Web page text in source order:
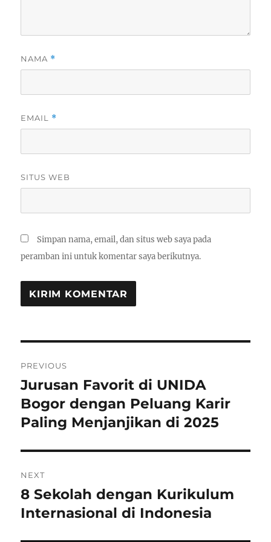
NAMA *
EMAIL *
SITUS WEB
Simpan nama, email, dan situs web saya pada
peramban ini untuk komentar saya berikutnya.
pos
PREVIOUS
Previous
post:
Jurusan Favorit di UNIDA
Bogor dengan Peluang Karir
Paling Menjanjikan di 2025
NEXT
Next
post:
8 Sekolah dengan Kurikulum
Internasional di Indonesia